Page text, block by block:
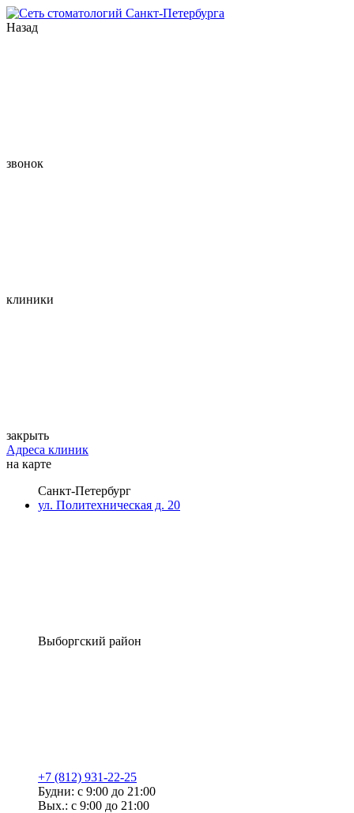
Назад
звонок
клиники
закрыть
Адреса клиник
на карте
Санкт-Петербург
ул. Политехническая д. 20
Выборгский район
+7 (812) 931-22-25
Будни: с 9:00 до 21:00
Вых.: с 9:00 до 21:00